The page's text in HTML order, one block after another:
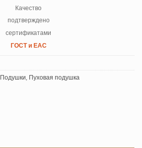
Качество
подтверждено
сертификатами
ГОСТ и ЕАС
Подушки, Пуховая подушка